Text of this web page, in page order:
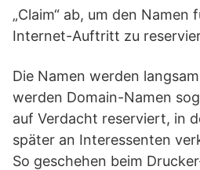
„Claim“ ab, um den Namen
Internet-Auftritt zu
Die Namen werden
werden Domain-Namen
auf Verdacht reserviert, in
später an Interessenten
So geschehen beim